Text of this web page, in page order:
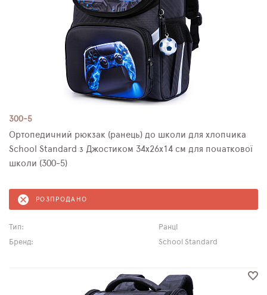
300-5
Ортопедичний рюкзак (ранець) до школи для хлопчика
School Standard з Джостиком 34х26х14 см для початкової
школи (300-5)
РОЗПРОДАНО
Тип:
Ранці
Бренд:
School Standard